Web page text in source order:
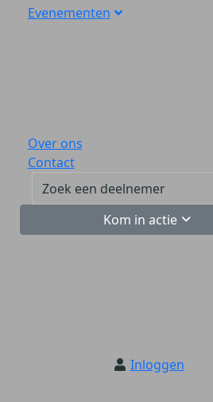
Evenementen
Over ons
Contact
Kom in actie
Inloggen